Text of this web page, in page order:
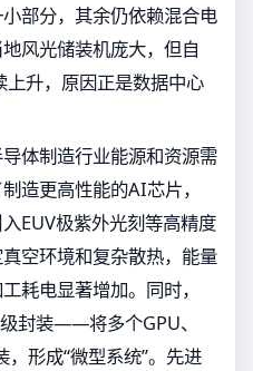
部分，其余仍依赖混合电
风光储装机庞大，但自
升，原因正是数据中心
体制造行业能源和资源需
造更高性能的AI芯片，
EUV极紫外光刻等高精度
空环境和复杂散热，能量
耗电显著增加。同时，
封装——将多个GPU、
形成“微型系统”。先进